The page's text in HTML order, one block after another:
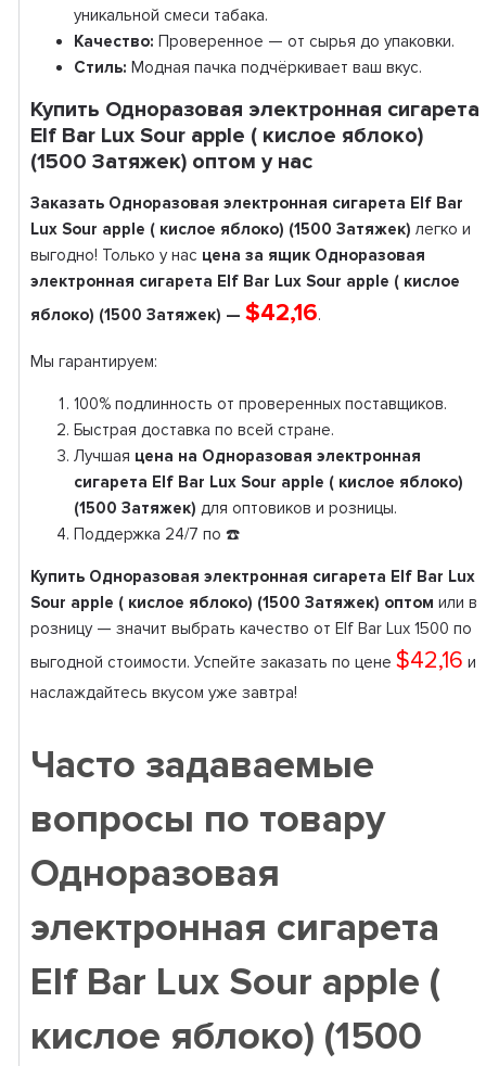
уникальной смеси табака.
Качество: Проверенное — от сырья до упаковки.
Стиль: Модная пачка подчёркивает ваш вкус.
Купить Одноразовая электронная сигарета
Elf Bar Lux Sour apple ( кислое яблоко)
(1500 Затяжек) оптом у нас
Заказать Одноразовая электронная сигарета Elf Bar
Lux Sour apple ( кислое яблоко) (1500 Затяжек) легко и
выгодно! Только у нас цена за ящик Одноразовая
электронная сигарета Elf Bar Lux Sour apple ( кислое
яблоко) (1500 Затяжек) — $42,16.
Мы гарантируем:
100% подлинность от проверенных поставщиков.
Быстрая доставка по всей стране.
Лучшая цена на Одноразовая электронная
сигарета Elf Bar Lux Sour apple ( кислое яблоко)
(1500 Затяжек) для оптовиков и розницы.
Поддержка 24/7 по ☎️
Купить Одноразовая электронная сигарета Elf Bar Lux
Sour apple ( кислое яблоко) (1500 Затяжек) оптом или в
розницу — значит выбрать качество от Elf Bar Lux 1500 по
выгодной стоимости. Успейте заказать по цене $42,16 и
наслаждайтесь вкусом уже завтра!
Часто задаваемые
вопросы по товару
Одноразовая
электронная сигарета
Elf Bar Lux Sour apple (
кислое яблоко) (1500